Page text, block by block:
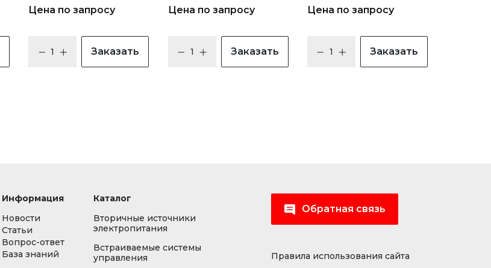
Цена по запросу
Заказать
Цена по запросу
Заказать
Цена по запросу
Заказать
Информация
Новости
Статьи
Вопрос-ответ
База знаний
Каталог
Вторичные источники
электропитания
Встраиваемые системы
управления
Обратная связь
Правила использования сайта